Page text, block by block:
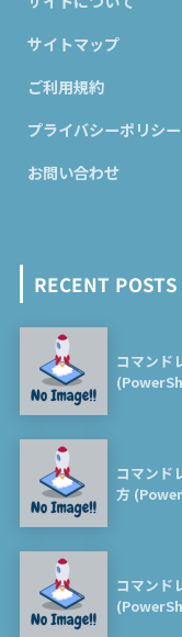
サイトマップ
ご利用規約
プライバシーポリシー
お問い合わせ
RECENT POSTS
コマンド
コマンド
方
コマンド